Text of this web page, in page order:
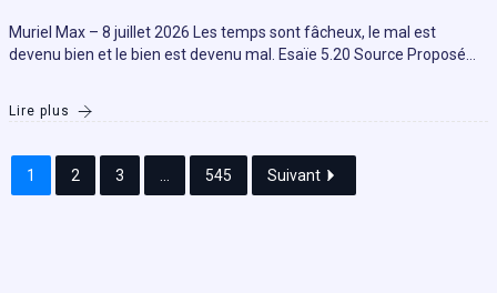
Muriel Max – 8 juillet 2026 Les temps sont fâcheux, le mal est
devenu bien et le bien est devenu mal. Esaïe 5.20 Source Proposé…
Lire plus
1 2 3 545 Suivant